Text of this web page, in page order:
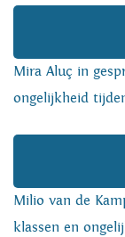
Mira Aluç in
ongelijkheid
Milio van de
klassen en